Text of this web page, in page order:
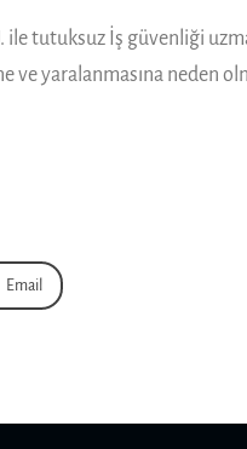
ile tutuksuz İş güvenliği
yaralanmasına neden
Email